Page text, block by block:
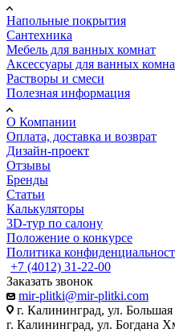
Напольные покрытия
Сантехника
Мебель для ванных комнат
Аксессуары для ванных
Растворы и смеси
Полезная информация
О Компании
Оплата, доставка и возврат
Дизайн-проект
Отзывы
Бренды
Статьи
Калькуляторы
3D-тур по салону
Положение о конкурсе
Политика
+7 (4012) 31-22-00
Заказать звонок
mir-plitki@mir-plitki.com
г. Калининград, ул.
г. Калининград, ул. Богдана